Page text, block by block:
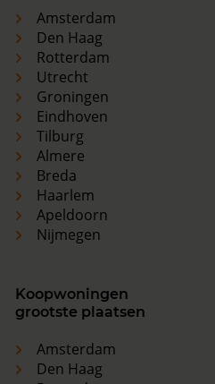
Amsterdam
Den Haag
Rotterdam
Utrecht
Groningen
Eindhoven
Tilburg
Almere
Breda
Haarlem
Apeldoorn
Nijmegen
Koopwoningen
grootste plaatsen
Amsterdam
Den Haag